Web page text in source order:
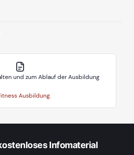
und zum Ablauf der Ausbildung
Ausbildung.
Infomaterial